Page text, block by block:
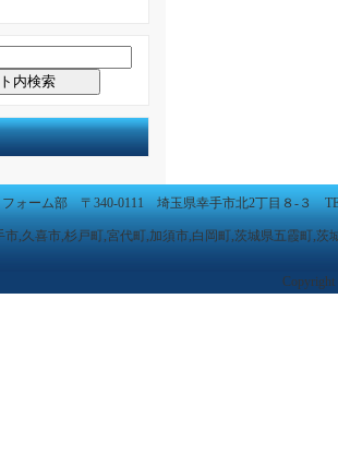
ォーム部 〒340-0111 埼玉県幸手市北2丁目８-３
市,久喜市,杉戸町,宮代町,加須市,白岡町,茨城県五霞町,茨